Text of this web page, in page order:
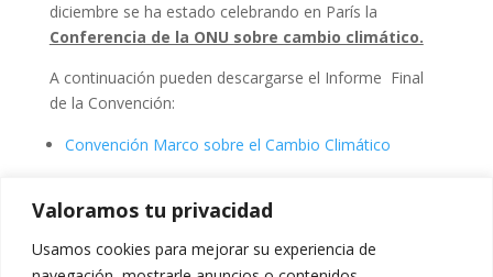
Valoramos tu privacidad
Usamos cookies para mejorar su experiencia de
diciembre se ha estado celebrando en París la
Conferencia de la ONU sobre cambio climático.
A continuación pueden descargarse el Informe Final
de la Convención:
Convención Marco sobre el Cambio Climático